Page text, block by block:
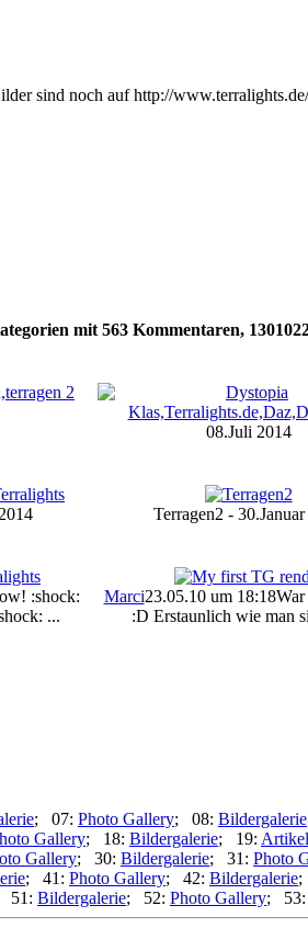
sind noch auf http://
mit 563 Kommentaren,
08.Juli 2014
Terragen2 -
:shock:
...
Marci23.05.10 um 18:18War
:D Erstaunlich wie man
; 07: Photo Gallery; 08: Bildergalerie
Gallery; 18: Bildergalerie; 19: Artikel
Gallery; 30: Bildergalerie; 31: Photo
; 41: Photo Gallery; 42: Bildergalerie;
51: Bildergalerie; 52: Photo Gallery; 53: